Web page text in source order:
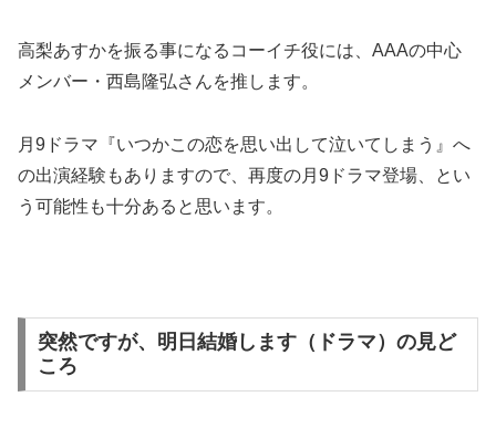
高梨あすかを振る事になるコーイチ役には、AAAの中心
メンバー・西島隆弘さんを推します。
月9ドラマ『いつかこの恋を思い出して泣いてしまう』へ
の出演経験もありますので、再度の月9ドラマ登場、とい
う可能性も十分あると思います。
突然ですが、明日結婚します（ドラマ）の見ど
ころ